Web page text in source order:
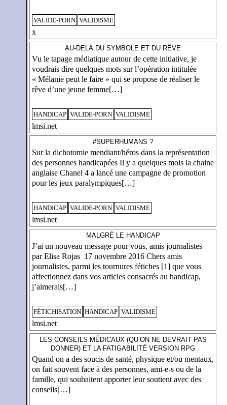
VALIDE-PORN VALIDISME
x
AU-DELÀ DU SYMBOLE ET DU RÊVE
Vu le tapage médiatique autour de cette initiative, je
voudrais dire quelques mots sur l’opération intitulée
« Mélanie peut le faire » qui se propose de réaliser le
rêve d’une jeune femme[…]
HANDICAP VALIDE-PORN VALIDISME
lmsi.net
#SUPERHUMANS ?
Sur la dichotomie mendiant/héros dans la représentation
des personnes handicapées Il y a quelques mois la chaine
anglaise Chanel 4 a lancé une campagne de promotion
pour les jeux paralympiques[…]
HANDICAP VALIDE-PORN VALIDISME
lmsi.net
MALGRÉ LE HANDICAP
J’ai un nouveau message pour vous, amis journalistes
par Elisa Rojas 17 novembre 2016 Chers amis
journalistes, parmi les tournures fétiches [1] que vous
affectionnez dans vos articles consacrés au handicap,
j’aimerais[…]
FÉTICHISATION HANDICAP VALIDISME
lmsi.net
LES CONSEILS MÉDICAUX (QU’ON NE DEVRAIT PAS
DONNER) ET LA FATIGABILITÉ VERSION RPG
Quand on a des soucis de santé, physique et/ou mentaux,
on fait souvent face à des personnes, ami-e-s ou de la
famille, qui souhaitent apporter leur soutient avec des
conseils[…]